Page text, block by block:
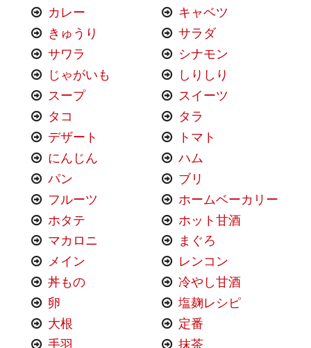
カレー
キャベツ
きゅうり
サラダ
サワラ
シナモン
じゃがいも
しりしり
スープ
スイーツ
タコ
タラ
デザート
トマト
にんじん
ハム
パン
ブリ
フルーツ
ホームベーカリー
ホタテ
ホット甘酒
マカロニ
まぐろ
メイン
レンコン
丼もの
冷やし甘酒
卵
塩麹レシピ
大根
定番
手羽
抹茶